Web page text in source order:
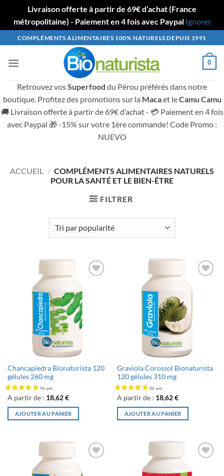
Livraison offerte à partir de 69€ d’achat (France
métropolitaine) - Paiement en 4 fois avec Paypal Ignorer
Passer
au
contenu
COMPLÉMENTS ALIMENTAIRES 100% NATURELS DEPUIS 1991
0
Retrouvez vosSuperfood du Pérou préférés dans notre
boutique. Profitez des promotions sur la Macaet leCamu Camu
🚚 Livraison offerte à partir de 69€ d’achat - 💳 Paiement en 4 fois
avec Paypal 🎁 -15% sur votre 1ère commande! Code Promo :
NUEVO
ACCUEIL / COMPLÉMENTS ALIMENTAIRES NATURELS
POUR LA SANTÉ ET LE BIEN-ÊTRE
FILTRER
à la liste
souhaits
Chancapiedra Bionaturista 120
gélules 260 mg
A partir de : 18,62€
AJOUTER AU PANIER
Graviola Corossol Bionaturista
120 gélules 310 mg
A partir de : 18,62€
AJOUTER AU PANIER
à la liste
à la liste